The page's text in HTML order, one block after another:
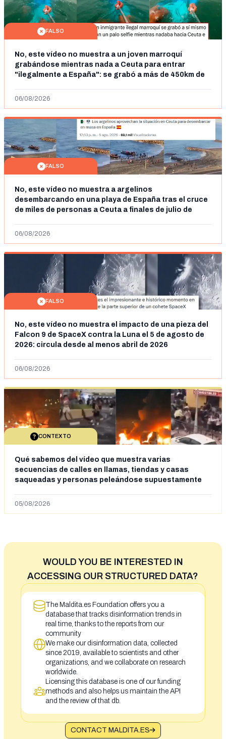
FALSO
No, este vídeo no muestra a un joven marroquí
grabándose mientras nada a Ceuta para entrar
"ilegalmente a España": se grabó a más de 450km de
06/08/2026
FALSO
No, este vídeo no muestra a argelinos
desembarcando en una playa de España tras el cruce
de miles de personas a Ceuta a finales de julio de
06/08/2026
FALSO
No, este vídeo no muestra el impacto de una pieza del
Falcon 9 de SpaceX contra la Luna el 5 de agosto de
2026: circula desde al menos abril de 2026
06/08/2026
CONTEXTO
Qué sabemos del vídeo que muestra varias
secuencias de calles en llamas, tiendas y casas
saqueadas y personas peleándose supuestamente
situación irregular a Ceuta
05/08/2026
WOULD YOU BE INTERESTED IN
ACCESSING OUR STRUCTURED DATA?
The Maldita.es Foundation offers you a
database that tracks disinformation trends in
real time, thanks to the reports from our
community
We make our disinformation data, collected
since 2019, available to scientists and other
organizations, and we collaborate on research
worldwide.
Licensing this database is one of our funding
methods and also helps us maintain the API
and the review of that db.
CONTACT MALDITA.ES